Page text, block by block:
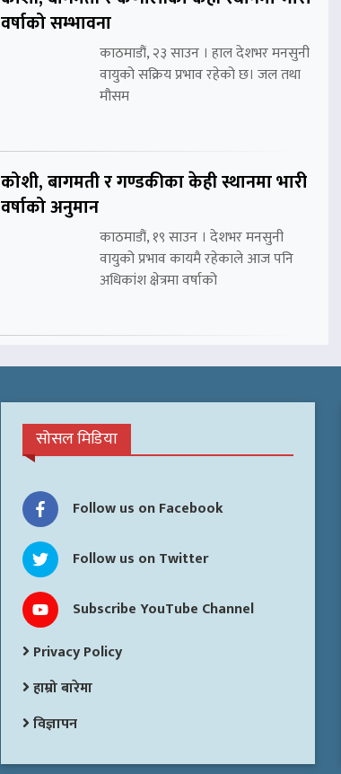
वर्षाको सम्भावना
काठमाडौं, २३ साउन । हाल देशभर मनसुनी
वायुको सक्रिय प्रभाव रहेको छ। जल तथा
मौसम
कोशी, बागमती र गण्डकीका केही स्थानमा भारी
वर्षाको अनुमान
काठमाडौं, १९ साउन । देशभर मनसुनी
वायुको प्रभाव कायमै रहेकाले आज पनि
अधिकांश क्षेत्रमा वर्षाको
सोसल मिडिया
Follow us on Facebook
Follow us on Twitter
Subscribe YouTube Channel
Privacy Policy
हाम्रो बारेमा
विज्ञापन